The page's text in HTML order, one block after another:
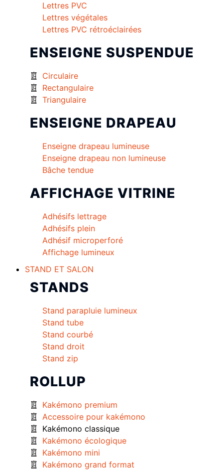
Lettres PVC
Lettres végétales
Lettres PVC rétroéclairées
ENSEIGNE SUSPENDUE
Circulaire
Rectangulaire
Triangulaire
ENSEIGNE DRAPEAU
Enseigne drapeau lumineuse
Enseigne drapeau non lumineuse
Bâche tendue
AFFICHAGE VITRINE
Adhésifs lettrage
Adhésifs plein
Adhésif microperforé
Affichage lumineux
STAND ET SALON
STANDS
Stand parapluie lumineux
Stand tube
Stand courbé
Stand droit
Stand zip
ROLLUP
Kakémono premium
Accessoire pour kakémono
Kakémono classique
Kakémono écologique
Kakémono mini
Kakémono grand format